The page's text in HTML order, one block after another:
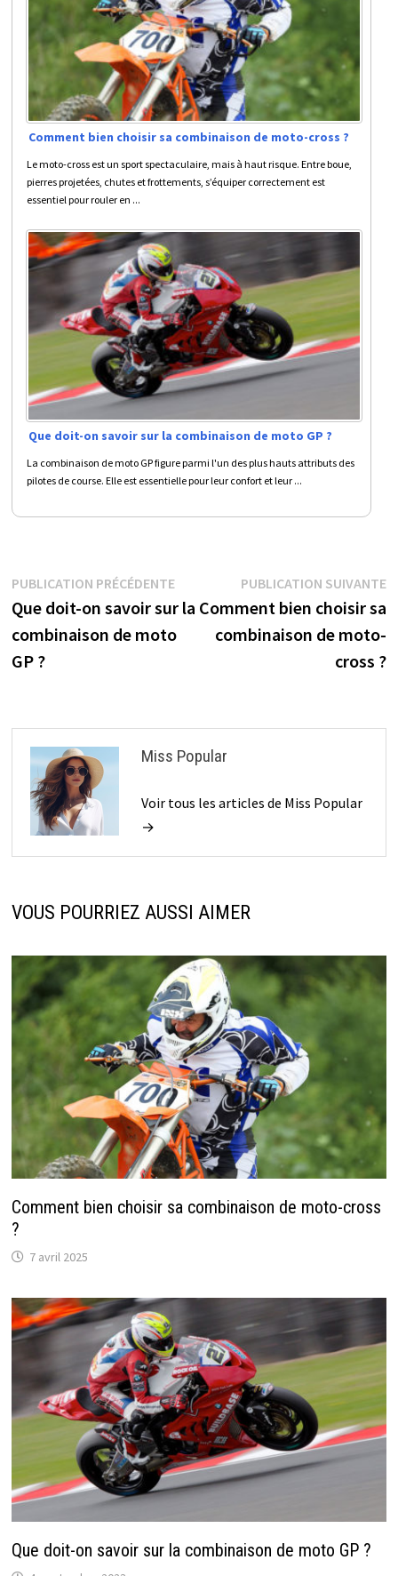
Comment bien choisir sa combinaison de moto-cross ?
Le moto-cross est un sport spectaculaire, mais à haut risque. Entre boue,
pierres projetées, chutes et frottements, s’équiper correctement est
essentiel pour rouler en ...
Que doit-on savoir sur la combinaison de moto GP ?
La combinaison de moto GP figure parmi l'un des plus hauts attributs des
pilotes de course. Elle est essentielle pour leur confort et leur ...
Navigation
de
l’article
PUBLICATION PRÉCÉDENTEPublication
précédente :
Que doit-on savoir sur la
combinaison de moto
GP ?
PUBLICATION SUIVANTE
Comment bien choisir sa
combinaison de moto-
cross ?
Miss Popular
Voir tous les articles de Miss Popular
→
VOUS POURRIEZ AUSSI AIMER
Comment bien choisir sa combinaison de moto-cross
?
7 avril 2025
Que doit-on savoir sur la combinaison de moto GP ?